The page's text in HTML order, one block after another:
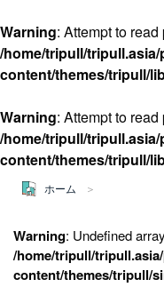
TRIPULLブログ
About
私たちについて
Warning: Attempt to
/home/tripull/
content/themes/tripull/
Warning: Attempt to
/home/tripull/
content/themes/tripull/
ホーム
Warning: Undefined
/home/tripull/
content/themes/tripull/